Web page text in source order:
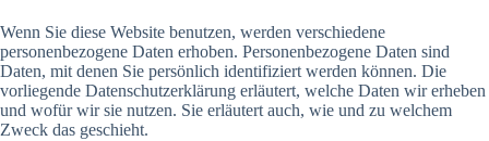
Wenn Sie diese Website benutzen, werden verschiedene
personenbezogene Daten erhoben. Personenbezogene Daten sind
Daten, mit denen Sie persönlich identifiziert werden können. Die
vorliegende Datenschutzerklärung erläutert, welche Daten wir erheben
und wofür wir sie nutzen. Sie erläutert auch, wie und zu welchem
Zweck das geschieht.